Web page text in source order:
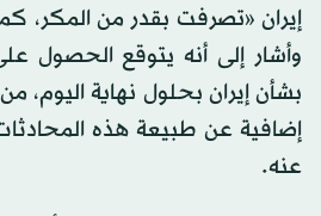
وأشار إلى أنه يتوقع الحصول
بشأن إيران بحلول نهاية اليوم،
إضافية عن طبيعة هذه
عنه.